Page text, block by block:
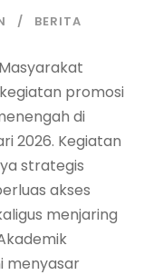
BERITA
promosi
di
2026. Kegiatan
strategis
akses
menjaring
menyasar